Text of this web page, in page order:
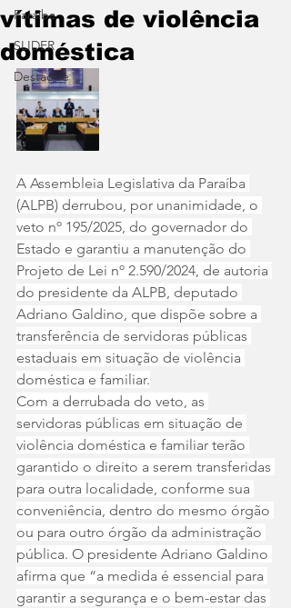
Paraíba
SLIDER
Destaque
vítimas de violência
doméstica
A Assembleia Legislativa da Paraíba
(ALPB) derrubou, por unanimidade, o
veto nº 195/2025, do governador do
Estado e garantiu a manutenção do
Projeto de Lei nº 2.590/2024, de autoria
do presidente da ALPB, deputado
Adriano Galdino, que dispõe sobre a
transferência de servidoras públicas
estaduais em situação de violência
doméstica e familiar.
Com a derrubada do veto, as
servidoras públicas em situação de
violência doméstica e familiar terão
garantido o direito a serem transferidas
para outra localidade, conforme sua
conveniência, dentro do mesmo órgão
ou para outro órgão da administração
pública. O presidente Adriano Galdino
afirma que “a medida é essencial para
garantir a segurança e o bem-estar das